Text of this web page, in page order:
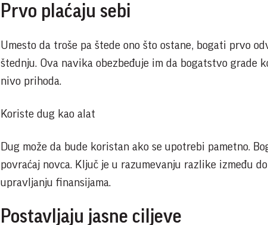
Prvo plaćaju sebi
Umesto da troše pa štede ono što ostane, bogati prvo
štednju. Ova navika obezbeđuje im da bogatstvo grade
nivo prihoda.
Koriste dug kao alat
Dug može da bude koristan ako se upotrebi pametno.
povraćaj novca. Ključ je u razumevanju razlike između
upravljanju finansijama.
Postavljaju jasne ciljeve